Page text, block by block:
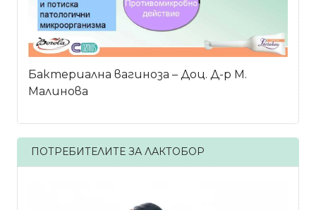
Бактериална вагиноза – Доц. Д-р М.
Малинова
ПОТРЕБИТЕЛИТЕ ЗА ЛАКТОБОР